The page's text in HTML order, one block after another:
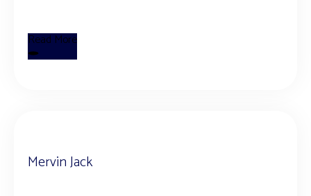
Read More
Mervin Jack